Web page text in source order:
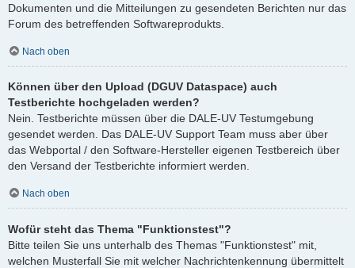
Dokumenten und die Mitteilungen zu gesendeten Berichten nur das
Forum des betreffenden Softwareprodukts.
Nach oben
Können über den Upload (DGUV Dataspace) auch
Testberichte hochgeladen werden?
Nein. Testberichte müssen über die DALE-UV Testumgebung
gesendet werden. Das DALE-UV Support Team muss aber über
das Webportal / den Software-Hersteller eigenen Testbereich über
den Versand der Testberichte informiert werden.
Nach oben
Wofür steht das Thema "Funktionstest"?
Bitte teilen Sie uns unterhalb des Themas "Funktionstest" mit,
welchen Musterfall Sie mit welcher Nachrichtenkennung übermittelt